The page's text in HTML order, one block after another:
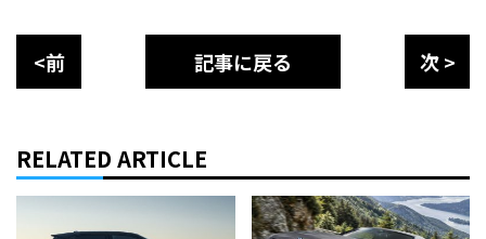
<前 記事に戻る 次 >
RELATED ARTICLE